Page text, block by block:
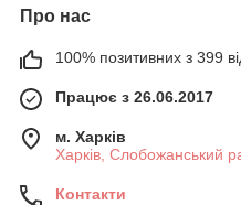
Про нас
100% позитивних з 399
Працює з 26.06.2017
м. Харків
Харків, Слобожанський
Контакти